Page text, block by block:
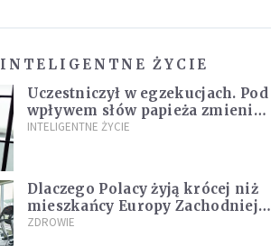
INTELIGENTNE ŻYCIE
Uczestniczył w egzekucjach. Pod
wpływem słów papieża zmienił
zdanie
INTELIGENTNE ŻYCIE
Dlaczego Polacy żyją krócej niż
mieszkańcy Europy Zachodniej?
Ekspertka wskazuje główne
ZDROWIE